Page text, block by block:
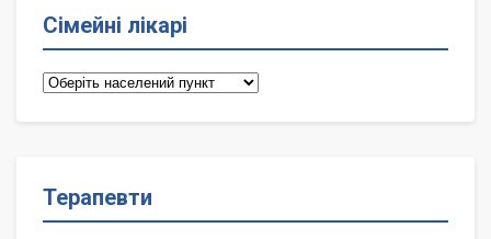
Сімейні лікарі
Сімейні
Терапевти